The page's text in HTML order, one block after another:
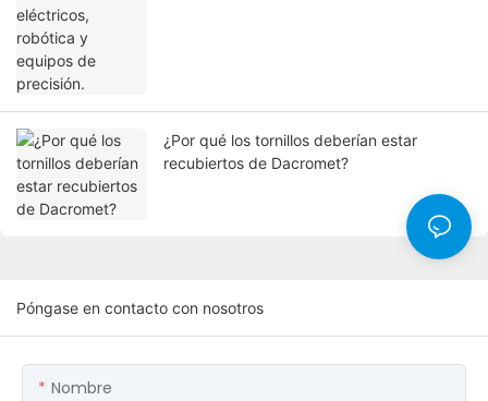
¿Por qué los tornillos deberían estar
recubiertos de Dacromet?
Póngase en contacto con nosotros
Nombre